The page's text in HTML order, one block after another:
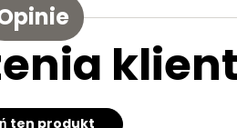
ten produkt